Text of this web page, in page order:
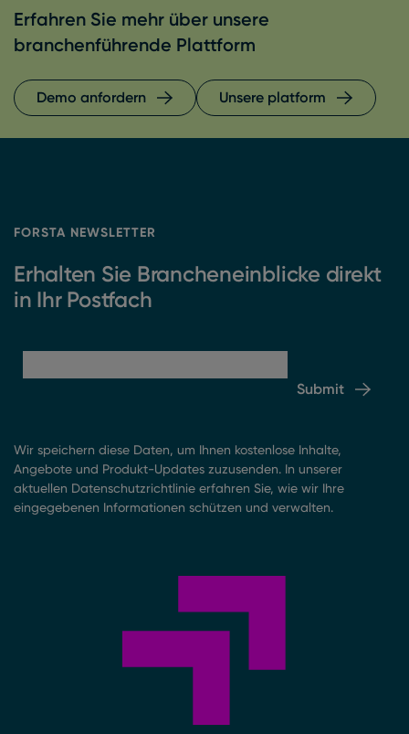
Erfahren Sie mehr über unsere
branchenführende Plattform
Demo anfordern Unsere platform
FORSTA NEWSLETTER
Erhalten Sie Brancheneinblicke direkt
in Ihr Postfach
Submit
Wir speichern diese Daten, um Ihnen kostenlose Inhalte,
Angebote und Produkt-Updates zuzusenden. In unserer
aktuellen Datenschutzrichtlinie erfahren Sie, wie wir Ihre
eingegebenen Informationen schützen und verwalten.